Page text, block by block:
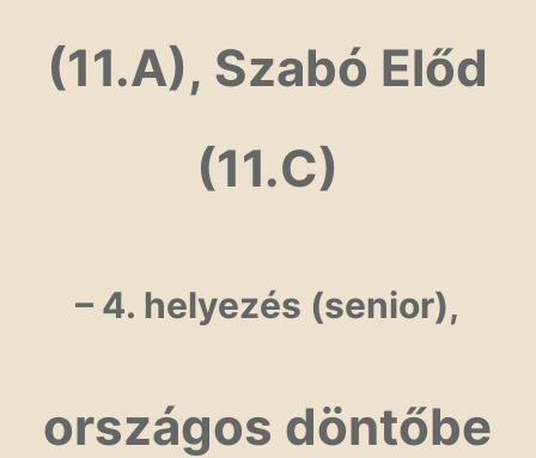
(11.A), Szabó Előd
(11.C)
– 4. helyezés (senior),
országos döntőbe